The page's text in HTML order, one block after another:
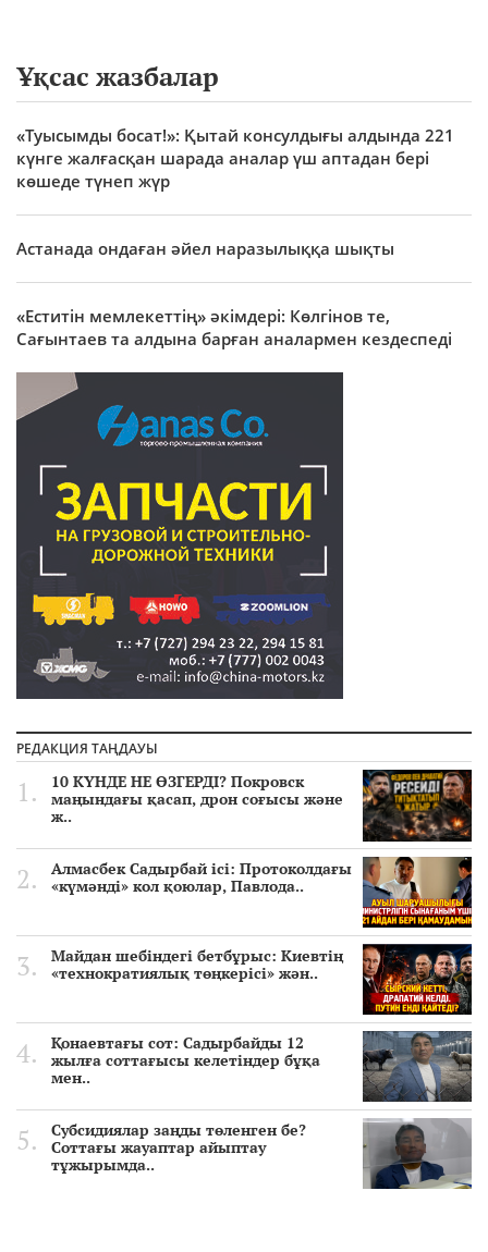
Ұқсас жазбалар
«Туысымды босат!»: Қытай консулдығы алдында 221
күнге жалғасқан шарада аналар үш аптадан бері
көшеде түнеп жүр
Астанада ондаған әйел наразылыққа шықты
«Еститін мемлекеттің» әкімдері: Көлгінов те,
Сағынтаев та алдына барған аналармен кездеспеді
РЕДАКЦИЯ ТАҢДАУЫ
10 КҮНДЕ НЕ ӨЗГЕРДІ? Покровск
маңындағы қасап, дрон соғысы және
ж..
Алмасбек Садырбай ісі: Протоколдағы
«күмәнді» кол қоюлар, Павлода..
Майдан шебіндегі бетбұрыс: Киевтің
«технократиялық төңкерісі» жән..
Қонаевтағы сот: Садырбайды 12
жылға соттағысы келетіндер бұқа
мен..
Субсидиялар заңды төленген бе?
Соттағы жауаптар айыптау
тұжырымда..